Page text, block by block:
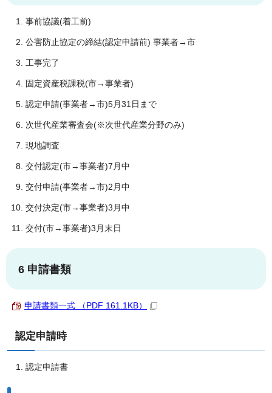
事前協議(着工前)
公害防止協定の締結(認定申請前) 事業者→市
工事完了
固定資産税課税(市→事業者)
認定申請(事業者→市)5月31日まで
次世代産業審査会(※次世代産業分野のみ)
現地調査
交付認定(市→事業者)7月中
交付申請(事業者→市)2月中
交付決定(市→事業者)3月中
交付(市→事業者)3月末日
6 申請書類
申請書類一式 （PDF 161.1KB）
認定申請時
認定申請書